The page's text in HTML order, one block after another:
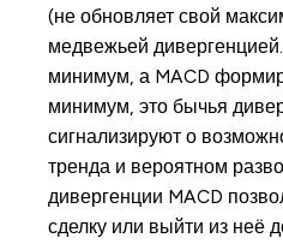
(не обновляет свой
медвежьей
минимум, а MACD
минимум, это бычья
сигнализируют о
тренда и вероятном
дивергенции MACD
сделку или выйти из неё